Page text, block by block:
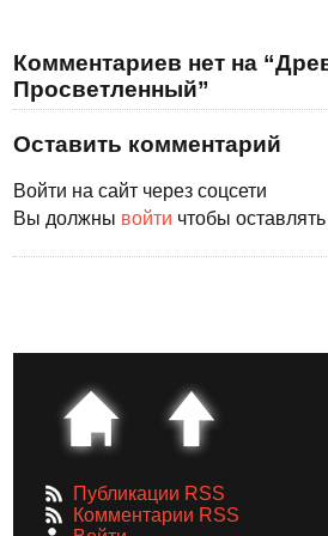
Комментариев нет на
Просветленный”
Оставить комментарий
Войти на сайт через соцсети
Вы должны войти чтобы
Публикации RSS
Комментарии RSS